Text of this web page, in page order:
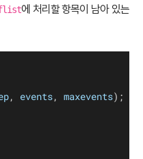
에 처리할 항목이 남아 있는
, events, maxevents);